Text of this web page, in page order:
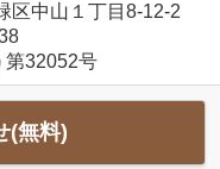
区中山１丁目8-12-2
第32052号
(無料)